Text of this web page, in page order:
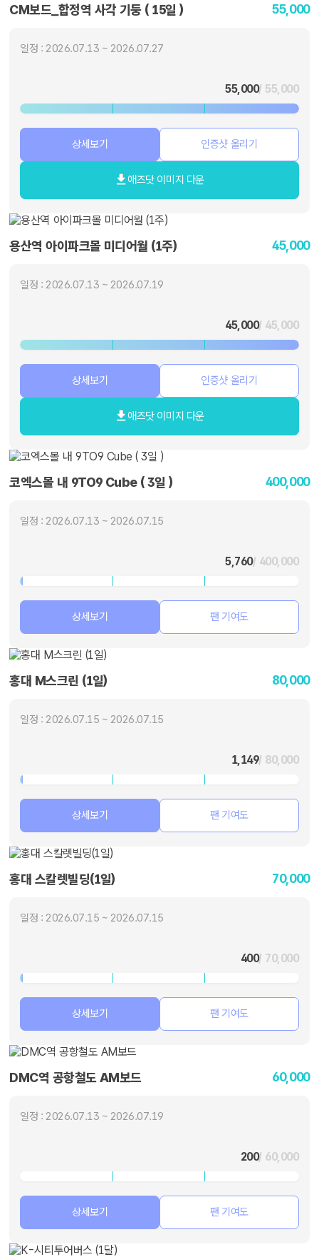
CM보드_합정역 사각 기둥 ( 15일 ) 55,000
일정 : 2026.07.13 ~ 2026.07.27
55,000/ 55,000
상세보기 인증샷 올리기
애즈닷 이미지 다운
용산역 아이파크몰 미디어월 (1주) 45,000
일정 : 2026.07.13 ~ 2026.07.19
45,000/ 45,000
상세보기 인증샷 올리기
애즈닷 이미지 다운
코엑스몰 내 9TO9 Cube ( 3일 ) 400,000
일정 : 2026.07.13 ~ 2026.07.15
5,760/ 400,000
상세보기 팬 기여도
홍대 M스크린 (1일) 80,000
일정 : 2026.07.15 ~ 2026.07.15
1,149/ 80,000
상세보기 팬 기여도
홍대 스칼렛빌딩(1일) 70,000
일정 : 2026.07.15 ~ 2026.07.15
400/ 70,000
상세보기 팬 기여도
DMC역 공항철도 AM보드 60,000
일정 : 2026.07.13 ~ 2026.07.19
200/ 60,000
상세보기 팬 기여도